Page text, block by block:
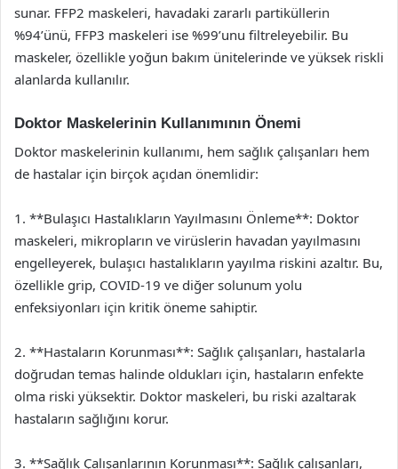
sunar. FFP2 maskeleri, havadaki zararlı partiküllerin
%94’ünü, FFP3 maskeleri ise %99’unu filtreleyebilir. Bu
maskeler, özellikle yoğun bakım ünitelerinde ve yüksek riskli
alanlarda kullanılır.
Doktor Maskelerinin Kullanımının Önemi
Doktor maskelerinin kullanımı, hem sağlık çalışanları hem
de hastalar için birçok açıdan önemlidir:
1. **Bulaşıcı Hastalıkların Yayılmasını Önleme**: Doktor
maskeleri, mikropların ve virüslerin havadan yayılmasını
engelleyerek, bulaşıcı hastalıkların yayılma riskini azaltır. Bu,
özellikle grip, COVID-19 ve diğer solunum yolu
enfeksiyonları için kritik öneme sahiptir.
2. **Hastaların Korunması**: Sağlık çalışanları, hastalarla
doğrudan temas halinde oldukları için, hastaların enfekte
olma riski yüksektir. Doktor maskeleri, bu riski azaltarak
hastaların sağlığını korur.
3. **Sağlık Çalışanlarının Korunması**: Sağlık çalışanları,